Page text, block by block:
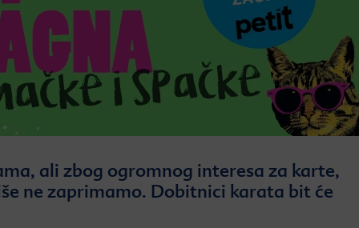
ali zbog ogromnog interesa za karte,
ne zaprimamo. Dobitnici karata bit će